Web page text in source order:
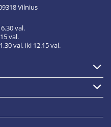
Vilnius
val.
val.
val. iki 12.15 val.